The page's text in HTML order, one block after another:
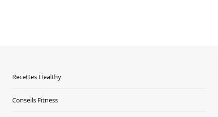
Recettes Healthy
Conseils Fitness